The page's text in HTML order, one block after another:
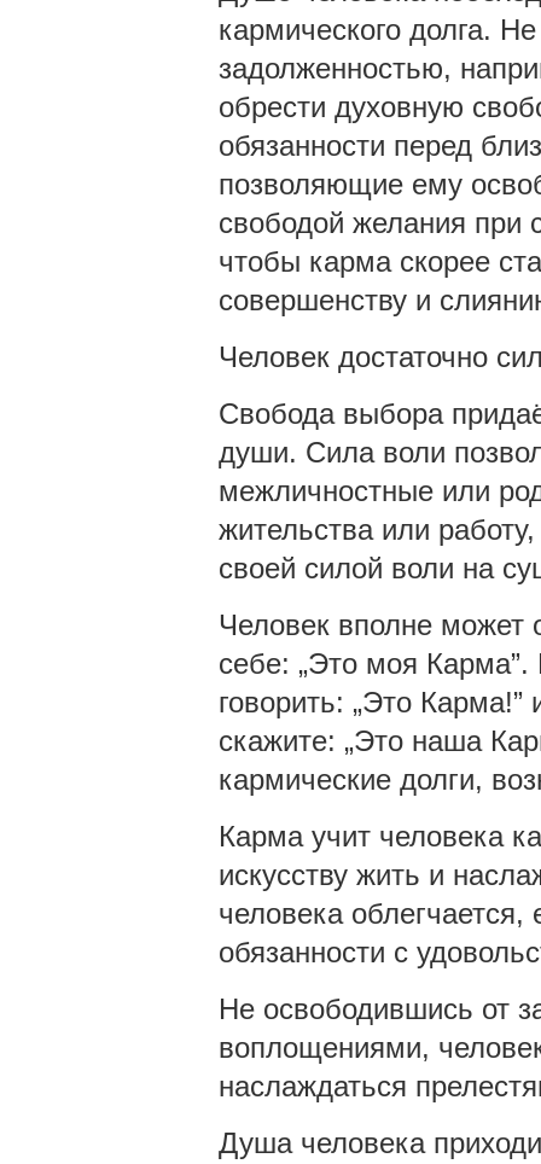
кармического долга.
задолженностью,
обрести духовную
обязанности перед
позволяющие ему
свободой желания при
чтобы карма скорее
совершенству и
Человек достаточно
Свобода выбора
души. Сила воли
межличностные или
жительства или
своей силой воли на
Человек вполне может
себе: „Это моя Карма”.
говорить: „Это
скажите: „Это наша
кармические долги,
Карма учит человека
искусству жить и
человека облегчается,
обязанности с
Не освободившись от
воплощениями,
наслаждаться
Душа человека